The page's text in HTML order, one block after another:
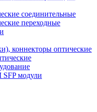
соединительные
переходные
коннекторы оптические
модули